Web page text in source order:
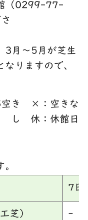
（0299-77-
さ
3月～5月が芝生
りますので、
空き ×：空きな
し 休：休館日
7日
芝） -